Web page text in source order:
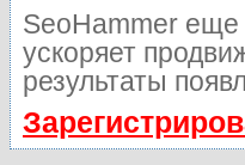
SeoHammer еще
ускоряет
результаты